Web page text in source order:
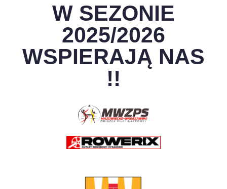
W SEZONIE
2025/2026
WSPIERAJĄ NAS
!!